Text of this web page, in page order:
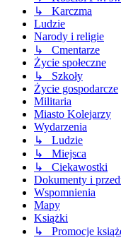
↳ Karczma
Ludzie
Narody i religie
↳ Cmentarze
Życie społeczne
↳ Szkoły
Życie gospodarcze
Militaria
Miasto Kolejarzy
Wydarzenia
↳ Ludzie
↳ Miejsca
↳ Ciekawostki
Dokumenty i
Wspomnienia
Mapy
Książki
↳ Promocje